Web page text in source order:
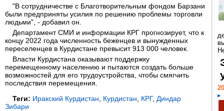
"В сотрудничестве с Благотворительным фондом Барзани
были предприняты усилия по решению проблемы торговли
людьми", - добавил он.
Департамент СМИ и информации КРГ прогнозирует, что к
концу 2022 года численность беженцев и вынужденных
переселенцев в Курдистане превысит 913 000 человек.
Власти Курдистана оказывают поддержку
перемещенному населению и пытаются создать больше
возможностей для его трудоустройства, чтобы смягчить
последствия перемещения.
Теги: Иракский Курдистан Курдистан КРГ, Диндар
Зибари